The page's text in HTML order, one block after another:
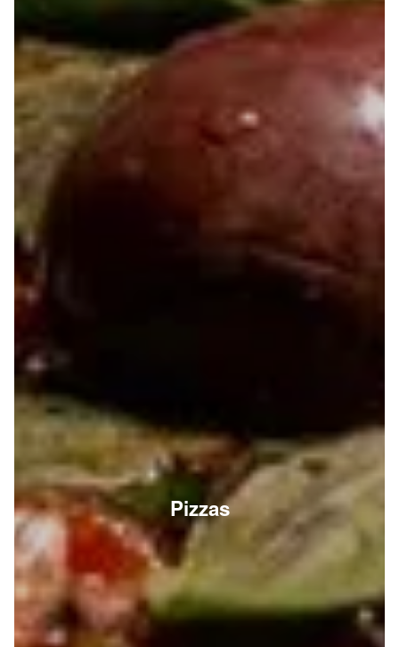
Pizzas